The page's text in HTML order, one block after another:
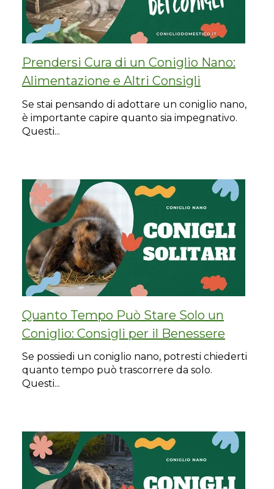
Prendersi Cura di un Coniglio Nano:
Alimentazione e Altri Consigli
Se stai pensando di adottare un coniglio nano,
è importante capire quanto sia impegnativo.
Questi...
Quanto Tempo Può Stare Solo un
Coniglio: Consigli per il Benessere
Se possiedi un coniglio nano, potresti chiederti
quanto tempo può trascorrere da solo.
Questi...